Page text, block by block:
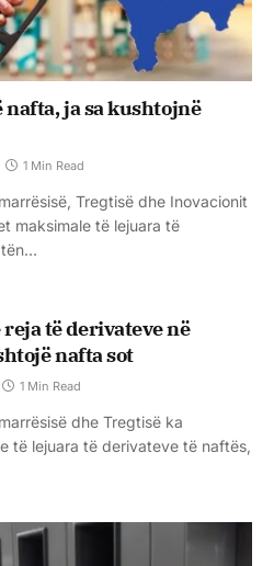
ja sa kushtojnë
1 Min Read
Tregtisë dhe Inovacionit
maksimale të lejuara të
të derivateve në
nafta sot
1 Min Read
dhe Tregtisë ka
të lejuara të derivateve të naftës,